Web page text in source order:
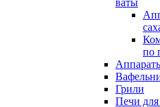
ваты
по
Грили
Печи